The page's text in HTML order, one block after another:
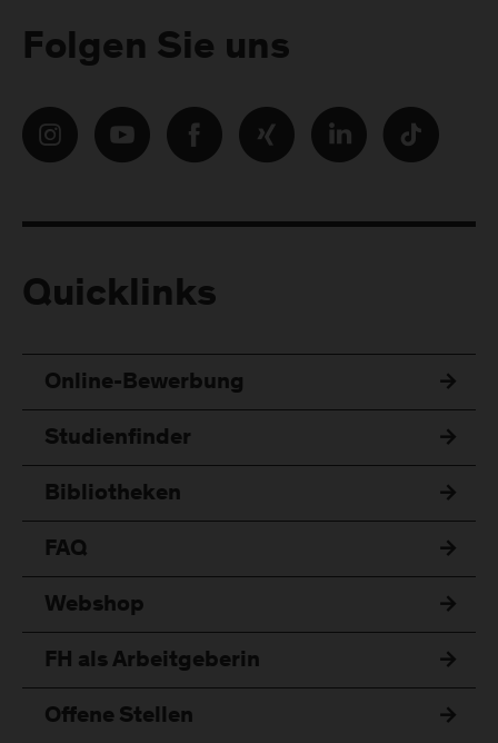
Folgen Sie uns
Quicklinks
Online-Bewerbung
Studienfinder
Bibliotheken
FAQ
Webshop
FH als Arbeitgeberin
Offene Stellen